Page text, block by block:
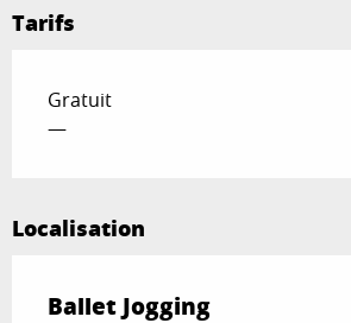
Tarifs
Gratuit
—
Localisation
Ballet Jogging